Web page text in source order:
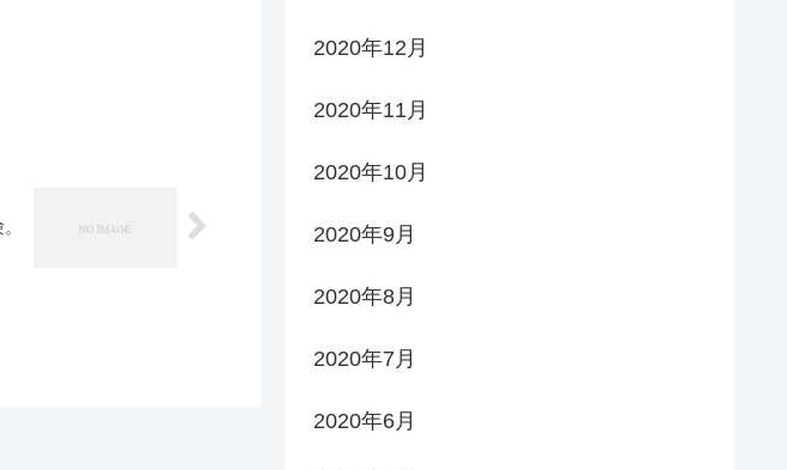
2020年12月
2020年11月
2020年10月
2020年9月
2020年8月
2020年7月
2020年6月